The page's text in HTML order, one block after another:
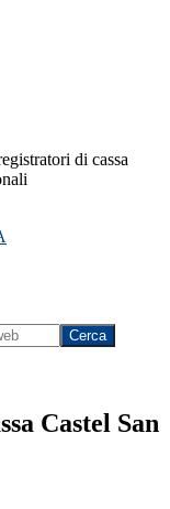
di cassa
Castel San